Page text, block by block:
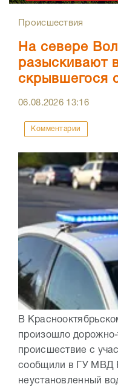
Происшествия
На севере
разыскивают
скрывшегося
06.08.2026 13:16
Комментарии
В
произошло дорожно-
происшествие с
сообщили в ГУ МВД
неустановленный